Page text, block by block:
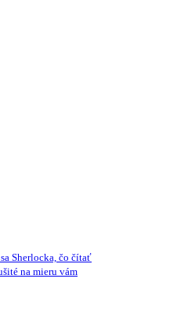
Sherlocka, čo čítať
na mieru vám